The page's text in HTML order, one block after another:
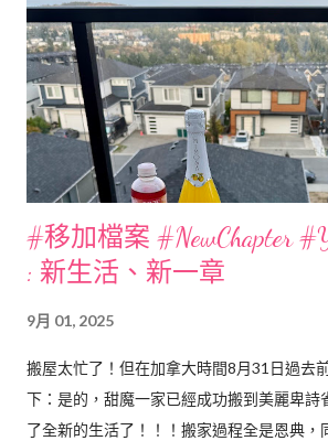
#移加檔案 #NewChapter
: 新生活、新一章
9月 01, 2025
搬屋太忙了！但在加拿大時間8月31日過去
下：是的，甜魔一家已經成功搬到美麗卑詩
了全新的生活了！！！搬家過程全是恩典，